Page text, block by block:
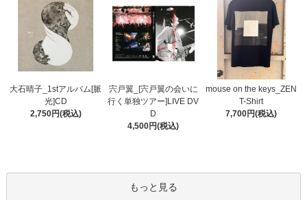
大石晴子_1stアルバム[脈
光]CD
2,750円(税込)
宍戸翼_[宍戸翼の会いに
行く単独ツアー]LIVE DV
D
4,500円(税込)
mouse on the keys_ZEN
T-Shirt
7,700円(税込)
もっと見る